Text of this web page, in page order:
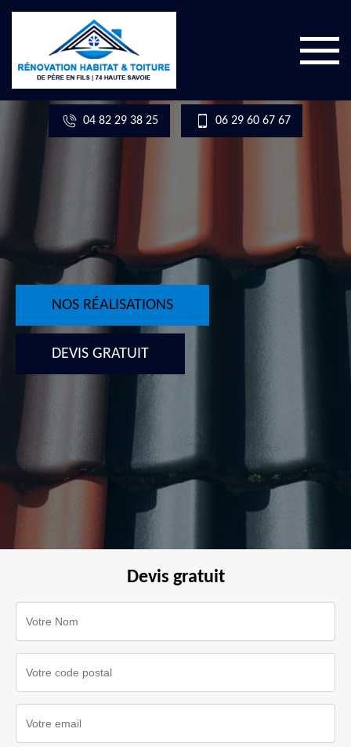
04 82 29 38 25 06 29 60 67 67
NOS RÉALISATIONS
DEVIS GRATUIT
Devis gratuit